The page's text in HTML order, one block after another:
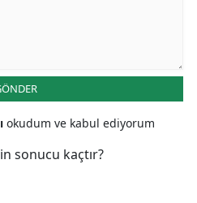
okudum ve kabul ediyorum
sonucu kaçtır?